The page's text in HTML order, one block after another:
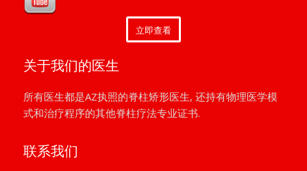
立即查看
关于我们的医生
所有医生都是AZ执照的脊柱矫形医生, 还持有物理医学模
式和治疗程序的其他脊柱疗法专业证书.
联系我们